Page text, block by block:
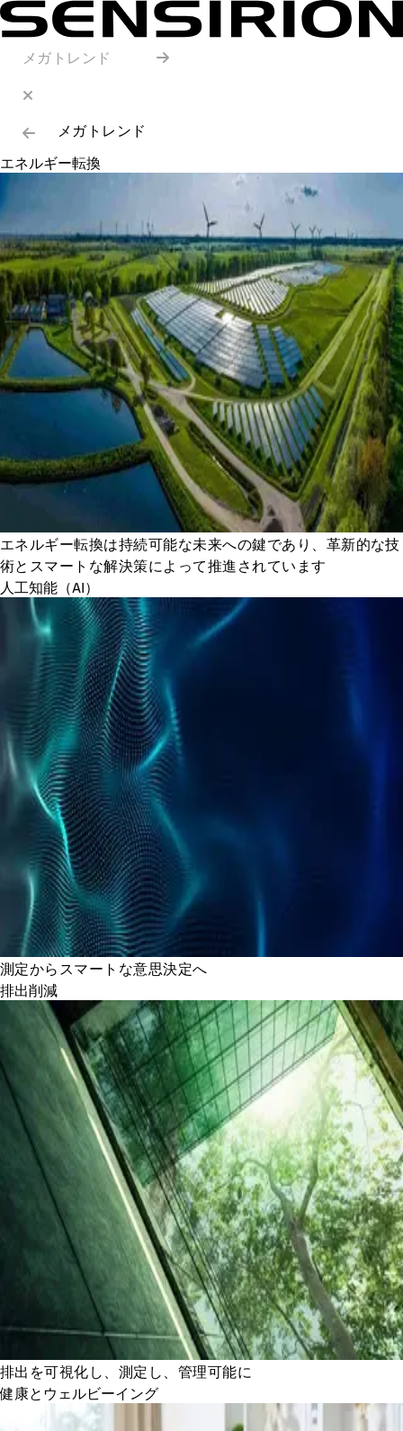
メガトレンド
メガトレンド
エネルギー転換
エネルギー転換は持続可能な未来への鍵であり、革新的な技
術とスマートな解決策によって推進されています
人工知能（AI）
測定からスマートな意思決定へ
排出削減
排出を可視化し、測定し、管理可能に
健康とウェルビーイング